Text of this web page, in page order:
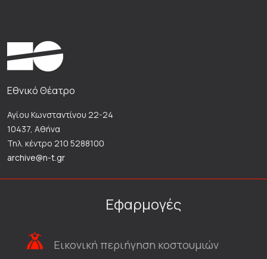
Εθνικό Θέατρο
Αγίου Κωνσταντίνου 22-24
10437, Αθήνα
Τηλ. κέντρο 210 5288100
archive@n-t.gr
Εφαρμογές
Εικονική περιήγηση κοστουμιών